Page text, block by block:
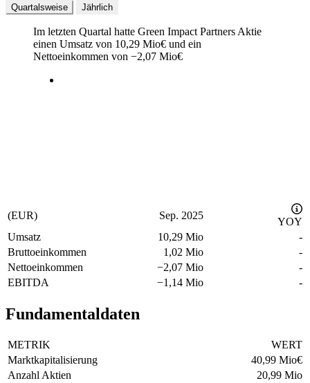
Quartalsweise Jährlich
Im letzten Quartal hatte Green Impact Partners Aktie
einen Umsatz von 10,29 Mio€ und ein
Nettoeinkommen von −2,07 Mio€
(EUR) Sep. 2025
YOY
Umsatz
10,29 Mio
-
Bruttoeinkommen
1,02 Mio
-
Nettoeinkommen
−2,07 Mio
-
EBITDA
−1,14 Mio -
Fundamentaldaten
METRIK
WERT
Marktkapitalisierung
40,99 Mio€
Anzahl Aktien
20,99 Mio